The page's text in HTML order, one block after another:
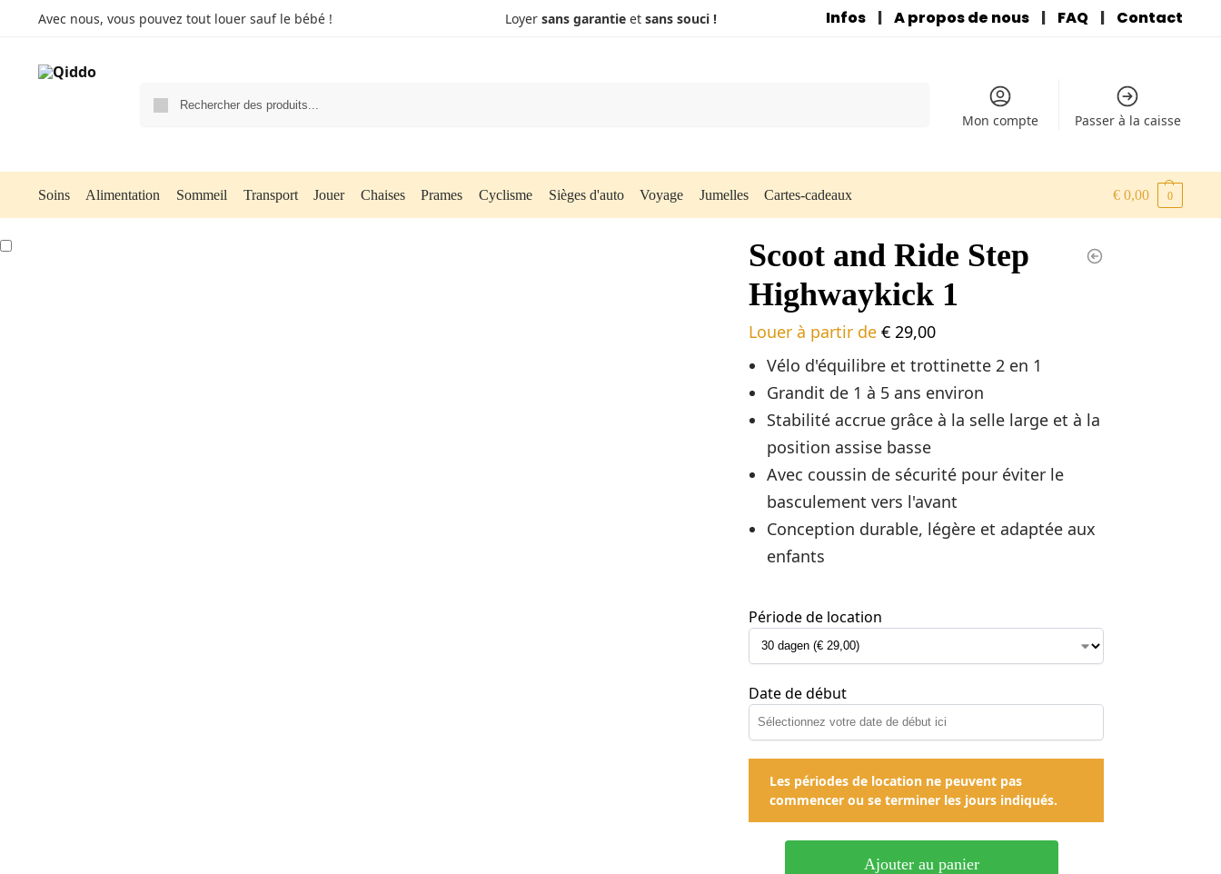
Avec nous, vous pouvez tout louer sauf le bébé ! Loyer sans garantieet sans souci ! Infos | A propos de nous | FAQ | Contact
Mon compte Passer à la caisse
Soins Alimentation Sommeil Transport Jouer Chaises Prames Cyclisme Sièges d'auto Voyage Jumelles Cartes-cadeaux € 0,00 0
Scoot and Ride Step
Highwaykick 1
Louer à partir de€ 29,00
Vélo d'équilibre et trottinette 2 en 1
Grandit de 1 à 5 ans environ
Stabilité accrue grâce à la selle large et à la
position assise basse
Avec coussin de sécurité pour éviter le
basculement vers l'avant
Conception durable, légère et adaptée aux
enfants
Période de location
Date de début
Les périodes de location ne peuvent pas
commencer ou se terminer les jours indiqués.
Ajouter au panier